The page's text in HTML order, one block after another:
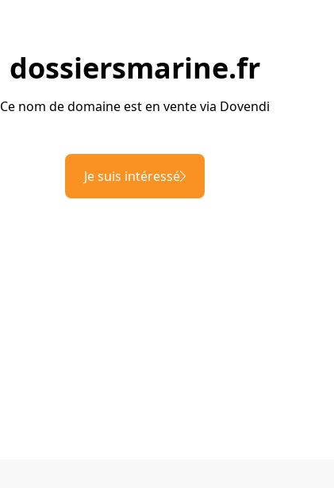
dossiersmarine.fr
Ce nom de domaine est en vente via Dovendi
Je suis intéressé